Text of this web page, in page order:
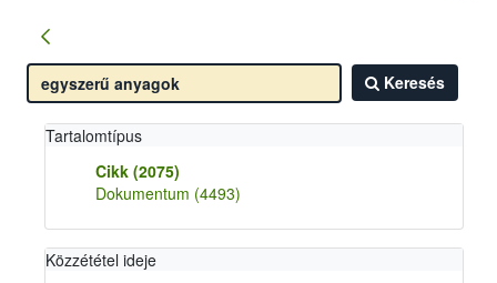
Keresés
Tartalomtípus
Cikk (2075)
Dokumentum (4493)
Közzététel ideje